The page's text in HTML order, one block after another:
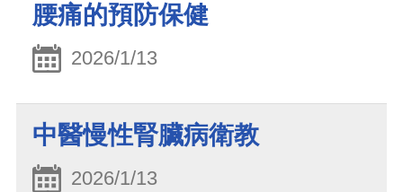
腰痛的預防保健
2026/1/13
中醫慢性腎臟病衛教
2026/1/13